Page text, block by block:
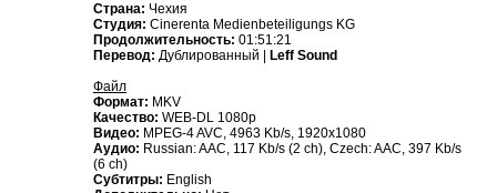
Страна: Чехия
Студия: Cinerenta Medienbeteiligungs KG
Продолжительность: 01:51:21
Перевод: Дублированный |
Leff Sound
Файл
Формат: MKV
Качество: WEB-DL 1080p
Видео: MPEG-4 AVC, 4963 Kb/s, 1920x1080
Аудио: Russian: AAC, 117 Kb/s (2 ch), Czech: AAC, 397 Kb/s
(6 ch)
Субтитры: English